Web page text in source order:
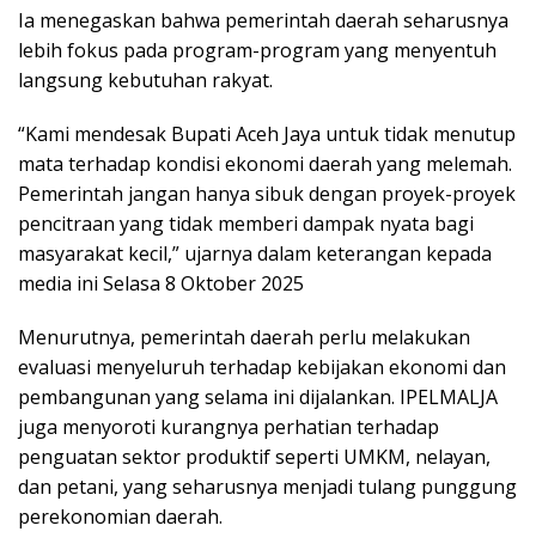
Ia menegaskan bahwa pemerintah daerah seharusnya
lebih fokus pada program-program yang menyentuh
langsung kebutuhan rakyat.
“Kami mendesak Bupati Aceh Jaya untuk tidak menutup
mata terhadap kondisi ekonomi daerah yang melemah.
Pemerintah jangan hanya sibuk dengan proyek-proyek
pencitraan yang tidak memberi dampak nyata bagi
masyarakat kecil,” ujarnya dalam keterangan kepada
media ini Selasa 8 Oktober 2025
Menurutnya, pemerintah daerah perlu melakukan
evaluasi menyeluruh terhadap kebijakan ekonomi dan
pembangunan yang selama ini dijalankan. IPELMALJA
juga menyoroti kurangnya perhatian terhadap
penguatan sektor produktif seperti UMKM, nelayan,
dan petani, yang seharusnya menjadi tulang punggung
perekonomian daerah.